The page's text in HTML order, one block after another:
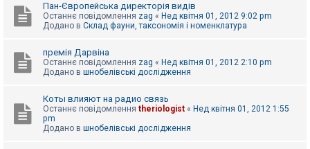
Пан-Європейська директорія видів
Останнє повідомлення zag « Нед квітня 01, 2012 9:02 pm
Додано в Склад фауни, таксономія і номенклатура
премія Дарвіна
Останнє повідомлення zag « Нед квітня 01, 2012 2:10 pm
Додано в шнобелівські дослідження
Коты влияют на радио связь
Останнє повідомлення theriologist « Нед квітня 01, 2012 1:55
pm
Додано в шнобелівські дослідження